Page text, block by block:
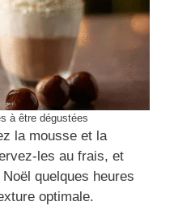
à être dégustées
la mousse et la
les au frais, et
quelques heures
optimale.